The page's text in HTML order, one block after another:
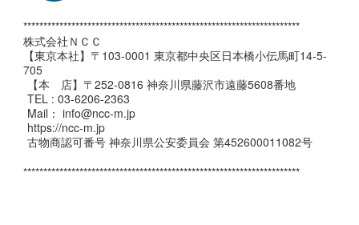
*********************************************************************
株式会社ＮＣＣ
【東京本社】〒103-0001 東京都中央区日本橋小伝馬町14-5-
705
【本 店】〒252-0816 神奈川県藤沢市遠藤5608番地
TEL : 03-6206-2363
Mail： info@ncc-m.jp
https://ncc-m.jp
古物商認可番号 神奈川県公安委員会 第452600011082号
*********************************************************************